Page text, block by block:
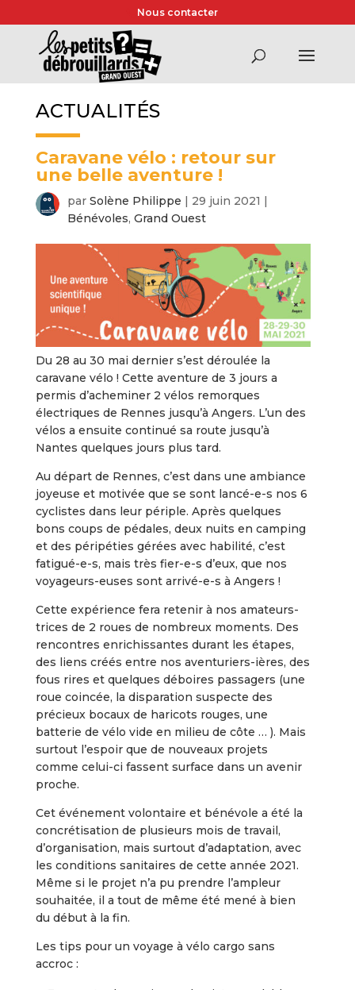
Nous contacter
ACTUALITÉS
Caravane vélo : retour sur
une belle aventure !
par Solène Philippe | 29 juin 2021 |
Bénévoles, Grand Ouest
Du 28 au 30 mai dernier s’est déroulée la
caravane vélo ! Cette aventure de 3 jours a
permis d’acheminer 2 vélos remorques
électriques de Rennes jusqu’à Angers. L’un des
vélos a ensuite continué sa route jusqu’à
Nantes quelques jours plus tard.
Au départ de Rennes, c’est dans une ambiance
joyeuse et motivée que se sont lancé-e-s nos 6
cyclistes dans leur périple. Après quelques
bons coups de pédales, deux nuits en camping
et des péripéties gérées avec habilité, c’est
fatigué-e-s, mais très fier-e-s d’eux, que nos
voyageurs-euses sont arrivé-e-s à Angers !
Cette expérience fera retenir à nos amateurs-
trices de 2 roues de nombreux moments. Des
rencontres enrichissantes durant les étapes,
des liens créés entre nos aventuriers-ières, des
fous rires et quelques déboires passagers (une
roue coincée, la disparation suspecte des
précieux bocaux de haricots rouges, une
batterie de vélo vide en milieu de côte … ). Mais
surtout l’espoir que de nouveaux projets
comme celui-ci fassent surface dans un avenir
proche.
Cet événement volontaire et bénévole a été la
concrétisation de plusieurs mois de travail,
d’organisation, mais surtout d’adaptation, avec
les conditions sanitaires de cette année 2021.
Même si le projet n’a pu prendre l’ampleur
souhaitée, il a tout de même été mené à bien
du début à la fin.
Les tips pour un voyage à vélo cargo sans
accroc :